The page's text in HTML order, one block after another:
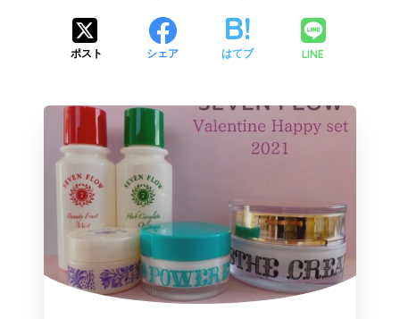
ポスト シェア はてブ LINE